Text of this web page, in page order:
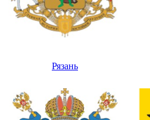
Рязань